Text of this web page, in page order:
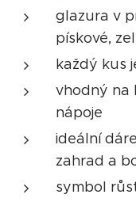
glazura v
pískové,
každý kus
vhodný na
nápoje
ideální
zahrad a
symbol